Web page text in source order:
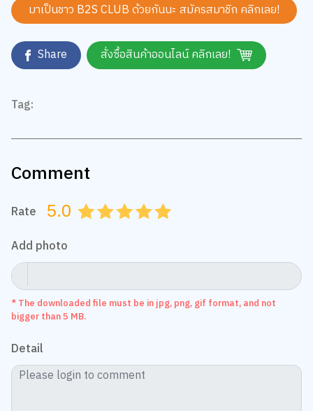
มาเป็นชาว B2S CLUB ด้วยกันนะ สมัครสมาชิก คลิกเลย!
Share สั่งซื้อสินค้าออนไลน์ คลิกเลย!
Tag:
Comment
Rate 5.0 4.5
4.0
3.5
3.0
2.5
2.0
1.5
1.0
0.5
Add photo
* The downloaded file must be in jpg, png, gif format, and not
bigger than 5 MB.
Detail